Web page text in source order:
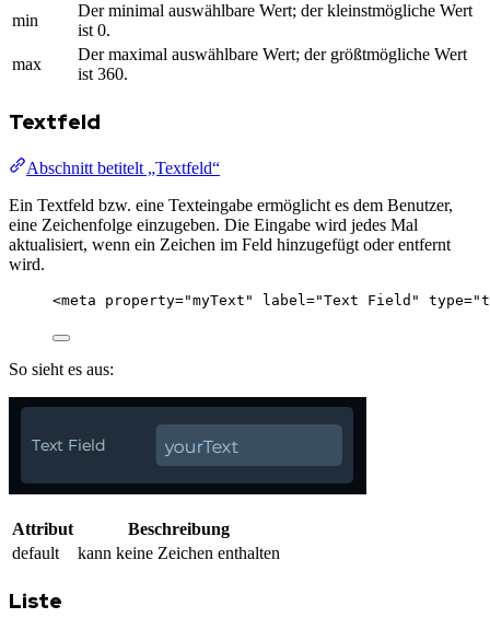
min
Der minimal auswählbare Wert; der kleinstmögliche Wert
ist 0.
max
Der maximal auswählbare Wert; der größtmögliche Wert
ist 360.
Textfeld
Abschnitt betitelt „Textfeld“
Ein Textfeld bzw. eine Texteingabe ermöglicht es dem Benutzer,
eine Zeichenfolge einzugeben. Die Eingabe wird jedes Mal
aktualisiert, wenn ein Zeichen im Feld hinzugefügt oder entfernt
wird.
<meta property="myText " label ="Text Field " type="
So sieht es aus:
Attribut
Beschreibung
default
kann keine Zeichen enthalten
Liste